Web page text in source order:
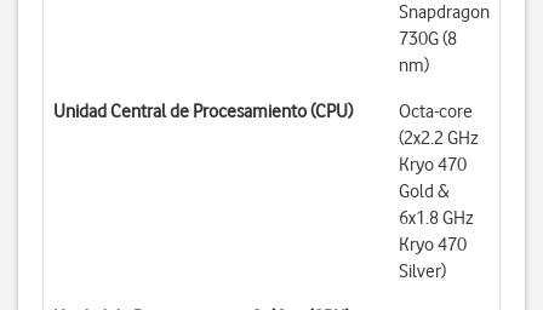
Snapdragon
730G (8
nm)
Unidad Central de Procesamiento (CPU)
Octa-core
(2x2.2 GHz
Kryo 470
Gold &
6x1.8 GHz
Kryo 470
Silver)